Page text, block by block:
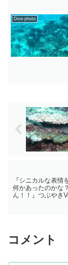
Dive-photo
『シニカルな表情
何かあったのかな
ん！！』つぶや
コメント